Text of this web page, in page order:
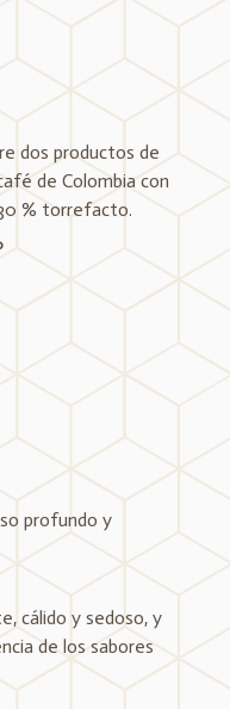
dos productos de
de Colombia con
% torrefacto.
profundo y
cálido y sedoso, y
de los sabores